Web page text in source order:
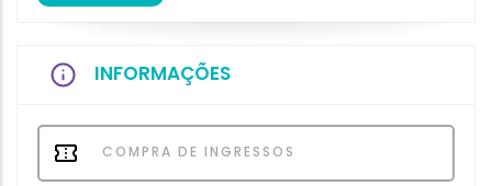
INFORMAÇÕES
COMPRA DE INGRESSOS